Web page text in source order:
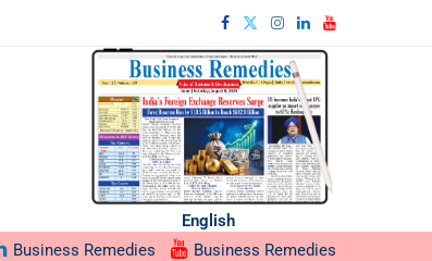
English
Business Remedies Business Remedies